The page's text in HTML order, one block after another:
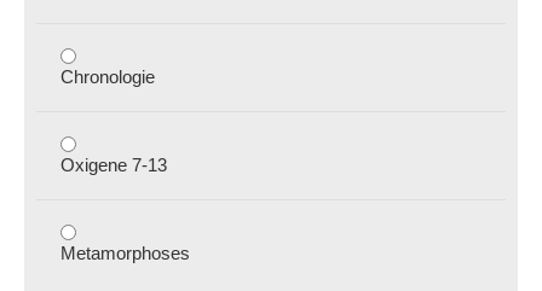
Chronologie
Oxigene 7-13
Metamorphoses